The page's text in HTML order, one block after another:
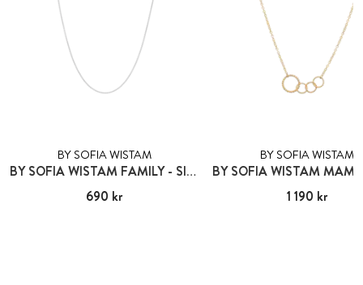
BY SOFIA WISTAM
BY SOFIA WISTAM FAMILY - SILVERKEDJA
Pris:690 kr
690 kr
BY SOFIA WISTAM
Pris :1 190 kr
1 190 kr